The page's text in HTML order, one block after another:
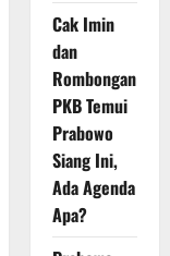
Cak Imin
dan
Rombongan
PKB Temui
Prabowo
Siang Ini,
Ada Agenda
Apa?